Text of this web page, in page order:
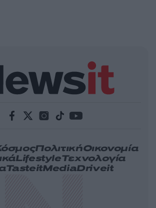
ΠολιτικήΟικονομία
LifestyleΤεχνολογία
TasteitMediaDriveit